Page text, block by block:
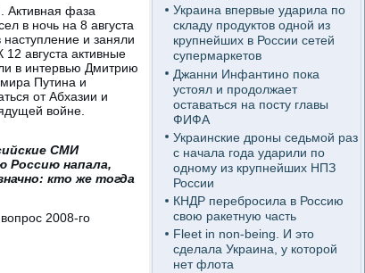
Активная фаза
в ночь на 8 августа
и заняли
августа активные
в интервью Дмитрию
Путина и
от Абхазии и
войне.
СМИ
Россию напала,
кто же тогда
2008-го
Украина впервые ударила по
складу продуктов одной из
крупнейших в России сетей
супермаркетов
Джанни Инфантино пока
устоял и продолжает
оставаться на посту главы
ФИФА
Украинские дроны седьмой раз
с начала года ударили по
одному из крупнейших НПЗ
России
КНДР перебросила в Россию
свою ракетную часть
Fleet in non-being. И это
сделала Украина, у которой
нет флота